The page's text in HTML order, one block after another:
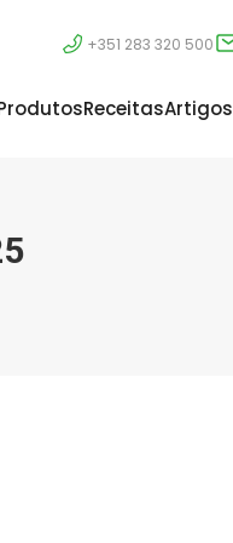
+351 283 320 500
ReceitasArtigos